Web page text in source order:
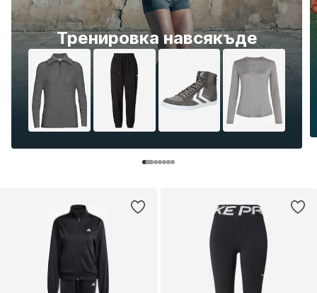
Тренировка навсякъде